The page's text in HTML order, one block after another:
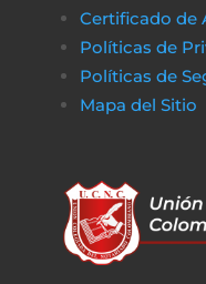
Certificado de
Políticas de
Políticas de
Mapa del Sitio